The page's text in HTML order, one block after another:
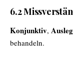
6.2
Konjunktiv,
behandeln.